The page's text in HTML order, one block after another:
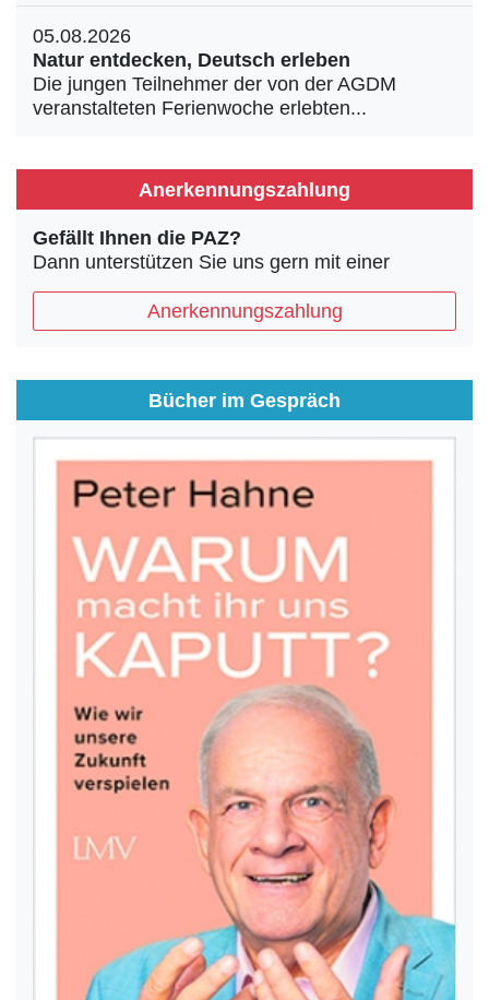
05.08.2026
Natur entdecken, Deutsch erleben
Die jungen Teilnehmer der von der AGDM
veranstalteten Ferienwoche erlebten...
Anerkennungszahlung
Gefällt Ihnen die PAZ?
Dann unterstützen Sie uns gern mit einer
Anerkennungszahlung
Bücher im Gespräch